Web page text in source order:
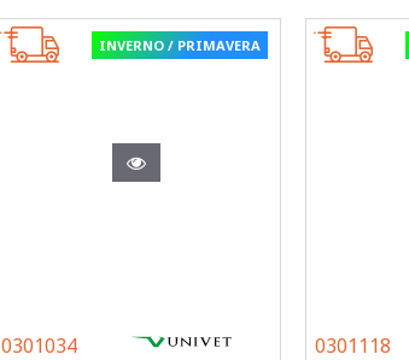
INVERNO / PRIMAVERA
0301034 0301118